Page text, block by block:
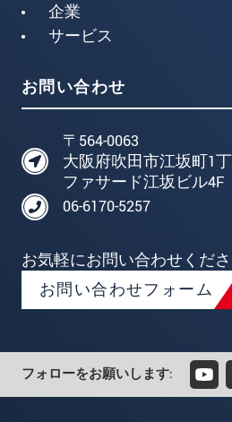
企業
サービス
お問い合わせ
〒564-0063
大阪府吹田市江坂町1
ファサード江坂ビル4F
06-6170-5257
お気軽にお問い合わせくだ
お問い合わせフォーム
フォローをお願いします: